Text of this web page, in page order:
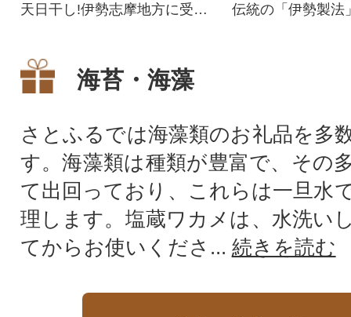
天日干し!伊勢志摩地方に受け
伝統の「伊勢製法
海苔・海藻
さとふるでは海藻類のお礼品を多
す。海藻類は種類が豊富で、その
て出回っており、これらは一旦水
理します。塩蔵ワカメは、水洗い
てからお使いくださ... 続きを読む